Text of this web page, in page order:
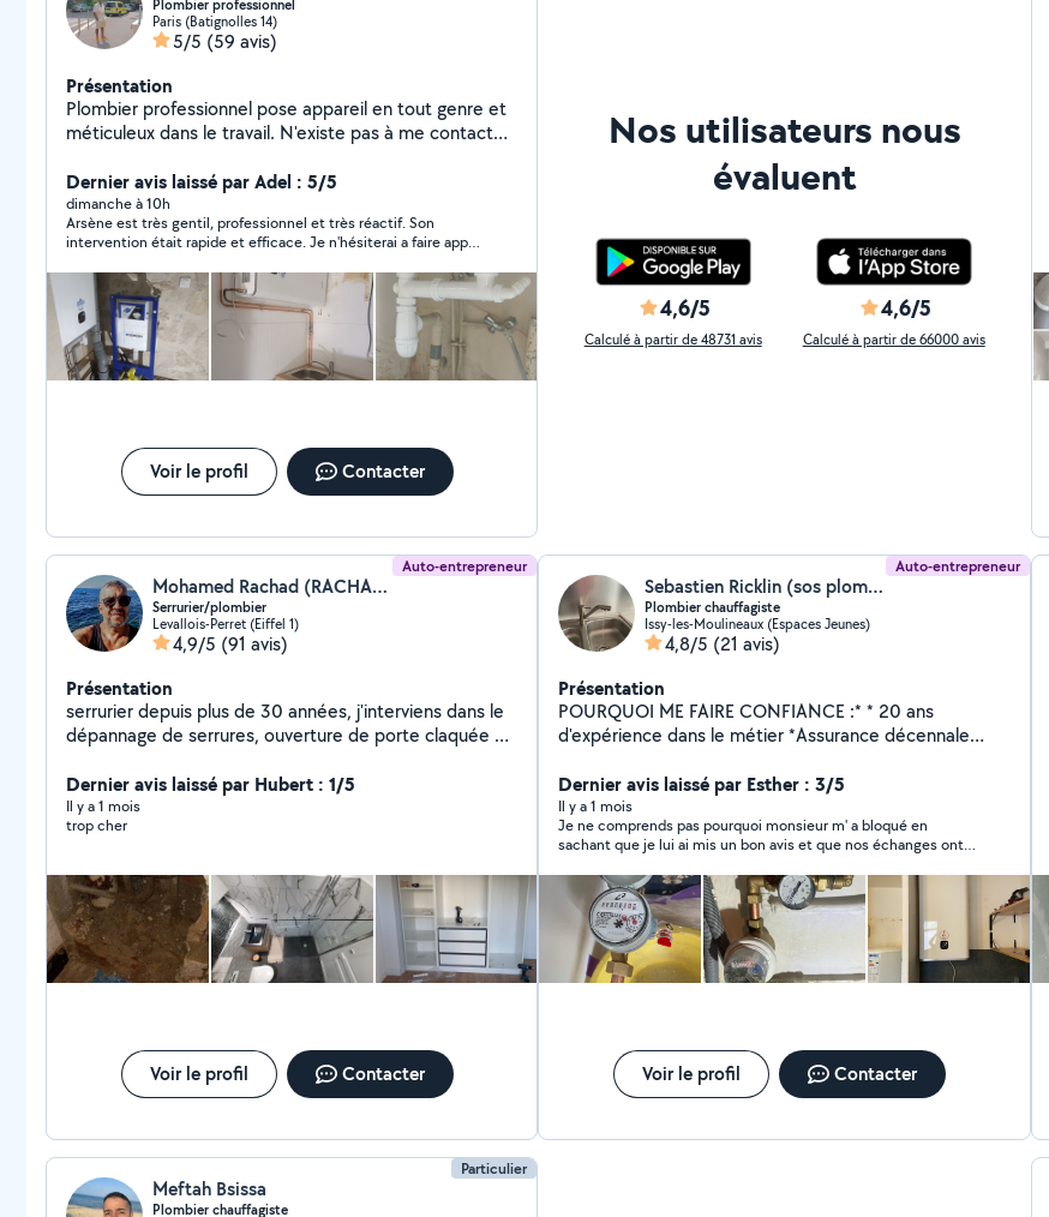
Plombier professionnel
Paris (Batignolles 14)
5/5 (59 avis)
Présentation
Plombier professionnel pose appareil en tout genre et
méticuleux dans le travail. N'existe pas à me contacter
observation VOUS POUVEZ M'APPELER OU M'ÉCRIRE
SUR MON NUMÉRO DIRECTEMENT POUR M'AVOIR
PLUS RAPIDEMENT w0753800219w si je réponds pas à
vos demandes privés puisque je peux pas répondre au
demande qui ne sont pas dans mon périmètre de
chant d'action vous trouverez mon numéro sur mon
profil merci bien
Dernier avis laissé par Adel : 5/5
dimanche à 10h
Arsène est très gentil, professionnel et très réactif. Son
intervention était rapide et efficace. Je n'hésiterai a faire appel
Voir le profil Contacter
Nos utilisateurs nous
évaluent
4,6/5
Calculé à partir de 48731 avis
4,6/5
Calculé à partir de 66000 avis
Auto-entrepreneur
Mohamed Rachad (RACHAD')
Serrurier/plombier
Levallois-Perret (Eiffel 1)
4,9/5 (91 avis)
Présentation
serrurier depuis plus de 30 années, j'interviens dans le
dépannage de serrures, ouverture de porte claquée ou
le domaine de la plomberie et installation sanitaire,
ainsi que le bricolage en tous genre. En cas d'urgence
vous pouvez me contacter par téléphone
Dernier avis laissé par Hubert : 1/5
Il y a 1 mois
trop cher
Voir le profil Contacter
Auto-entrepreneur
Sebastien Ricklin (sos plomberie 92)
Plombier chauffagiste
Issy-les-Moulineaux (Espaces Jeunes)
4,8/5 (21 avis)
Présentation
POURQUOI ME FAIRE CONFIANCE :* * 20 ans
d'expérience dans le métier *Assurance décennale
soignée *Devis gratuit transparent Je me déplace
rapidement pour tout type de dépannage ou
d'installation. Que ce soit pour une urgence , une
rénovation ou projet d'aménagement . Je vous
accompagne avec sérieux et professionnalisme .
Contacter moi dès aujourd'hui pour un devis gratuit ou
une intervention rapide !
Dernier avis laissé par Esther : 3/5
Il y a 1 mois
Je ne comprends pas pourquoi monsieur m' a bloqué en
sachant que je lui ai mis un bon avis et que nos échanges ont
Voir le profil Contacter
Particulier
Meftah Bsissa
Plombier chauffagiste